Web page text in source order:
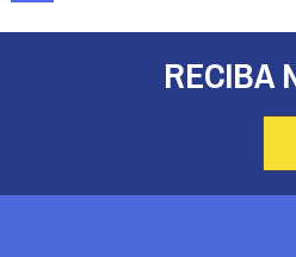
RECIBA